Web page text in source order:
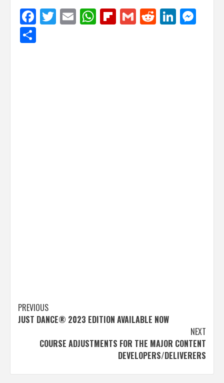
Facebook
Twitter
EmailWhatsApp
Flipboard
GmailReddit
Post
navigation
PREVIOUS
JUST DANCE® 2023 EDITION AVAILABLE NOW
NEXT
COURSE ADJUSTMENTS FOR THE MAJOR CONTENT
DEVELOPERS/DELIVERERS